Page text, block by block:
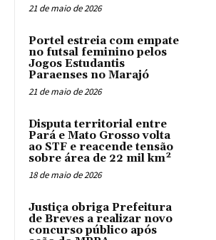
21 de maio de 2026
Portel estreia com empate
no futsal feminino pelos
Jogos Estudantis
Paraenses no Marajó
21 de maio de 2026
Disputa territorial entre
Pará e Mato Grosso volta
ao STF e reacende tensão
sobre área de 22 mil km²
18 de maio de 2026
Justiça obriga Prefeitura
de Breves a realizar novo
concurso público após